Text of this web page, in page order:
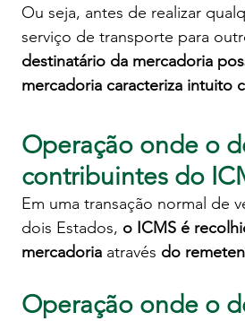
Ou seja, antes de realizar
serviço de transporte para
destinatário da mercadoria
mercadoria caracteriza intuito
Operação onde o
contribuintes do
Em uma transação normal de
dois Estados, o ICMS é
mercadoria através do
Operação onde o